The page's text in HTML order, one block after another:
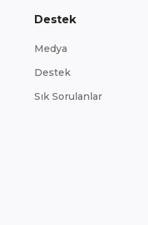
Destek
Medya
Destek
Sık Sorulanlar